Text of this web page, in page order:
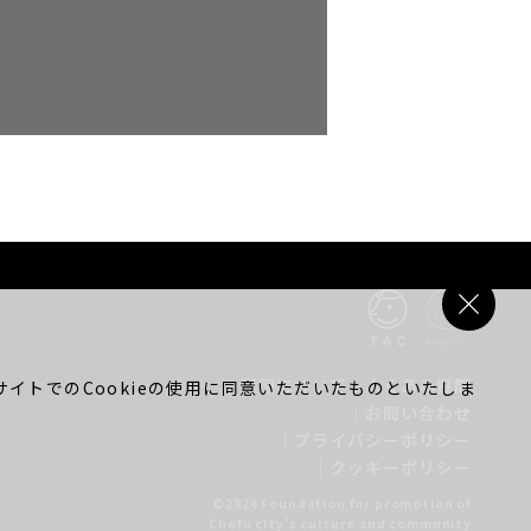
財団について｜ よくある質問
トでのCookieの使用に同意いただいたものといたしま